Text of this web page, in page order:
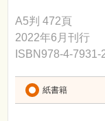
A5判 472頁
2022年6月刊行
ISBN978-4-7931-
紙書籍